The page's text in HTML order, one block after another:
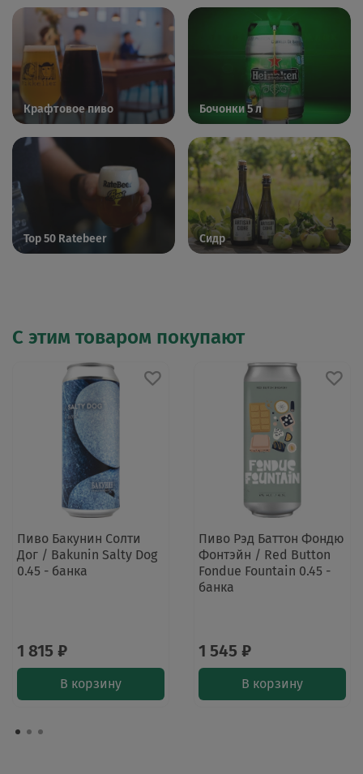
Крафтовое пиво Бочонки 5 л
Top 50 Ratebeer Сидр
С этим товаром покупают
Пиво Бакунин Солти
Дог / Bakunin Salty Dog
0.45 - банка
1 815 ₽
В корзину
Пиво Рэд Баттон Фондю
Фонтэйн / Red Button
Fondue Fountain 0.45 -
банка
1 545 ₽
В корзину